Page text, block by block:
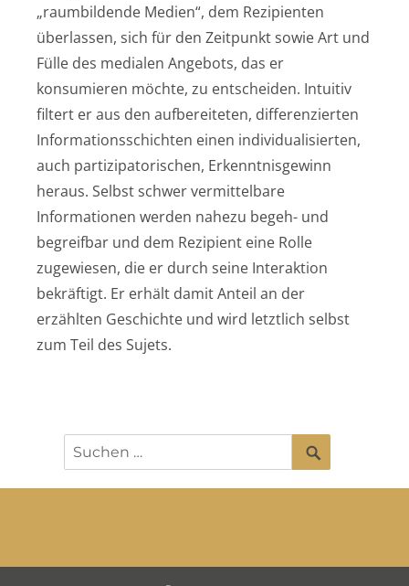
„raumbildende Medien“, dem Rezipienten
überlassen, sich für den Zeitpunkt sowie Art und
Fülle des medialen Angebots, das er
konsumieren möchte, zu entscheiden. Intuitiv
filtert er aus den aufbereiteten, differenzierten
Informationsschichten einen individualisierten,
auch partizipatorischen, Erkenntnisgewinn
heraus. Selbst schwer vermittelbare
Informationen werden nahezu begeh- und
begreifbar und dem Rezipient eine Rolle
zugewiesen, die er durch seine Interaktion
bekräftigt. Er erhält damit Anteil an der
erzählten Geschichte und wird letztlich selbst
zum Teil des Sujets.
Suchen
nach:
SUCHEN